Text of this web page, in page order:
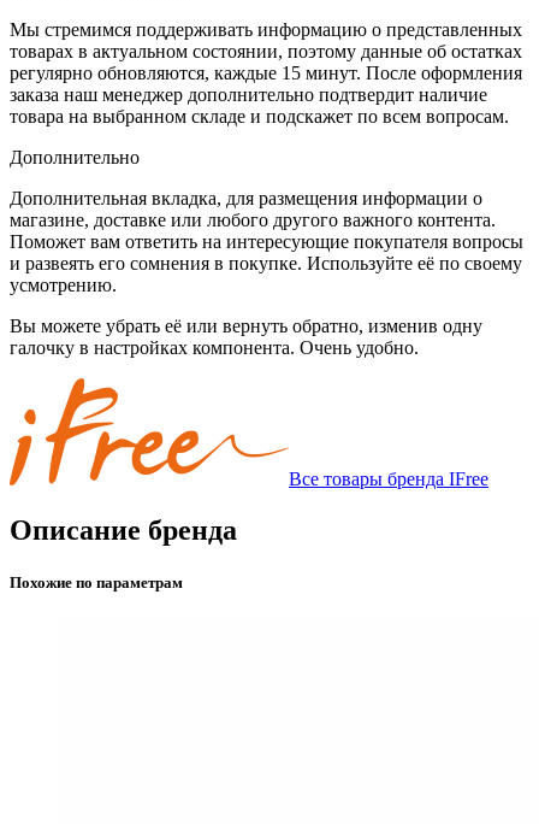
Мы стремимся поддерживать информацию о представленных
товарах в актуальном состоянии, поэтому данные об остатках
регулярно обновляются, каждые 15 минут. После оформления
заказа наш менеджер дополнительно подтвердит наличие
товара на выбранном складе и подскажет по всем вопросам.
Дополнительно
Дополнительная вкладка, для размещения информации о
магазине, доставке или любого другого важного контента.
Поможет вам ответить на интересующие покупателя вопросы
и развеять его сомнения в покупке. Используйте её по своему
усмотрению.
Вы можете убрать её или вернуть обратно, изменив одну
галочку в настройках компонента. Очень удобно.
Все товары бренда IFree
Описание бренда
Похожие по параметрам